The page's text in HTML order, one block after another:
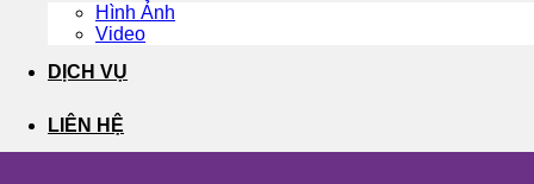
Hình Ảnh
Video
DỊCH VỤ
LIÊN HỆ